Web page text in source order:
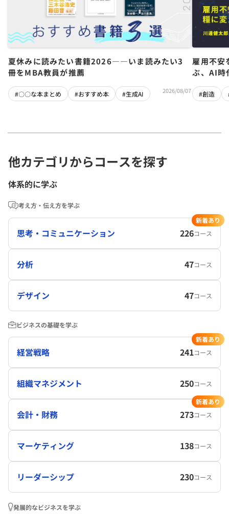
夏休みに読みたい書籍2026――いま読みたい3
冊をMBA教員が推薦
#〇〇な本まとめ #おすすめ本 #生成AI 2026/08/07
雇用不
ぶ、AI時
#創造
他カテゴリからコースを探す
体系的に学ぶ
考え方・伝え方を学ぶ
思考・コミュニケーション 226コース
新着あり
分析 47コース
デザイン 47コース
ビジネスの基礎を学ぶ
経営戦略 241コース
新着あり
組織マネジメント 250コース
会計・財務 273コース
新着あり
マーケティング 138コース
リーダーシップ 230コース
発展的なビジネスを学ぶ